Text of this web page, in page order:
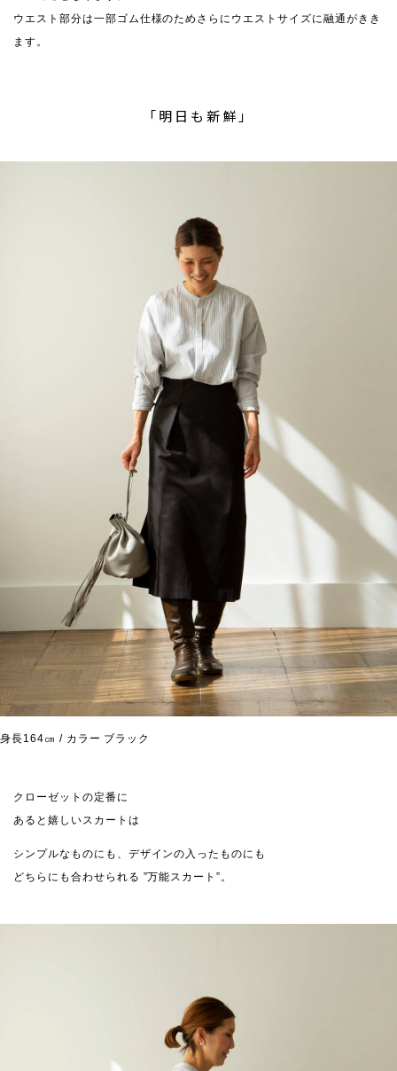
ウエスト部分は一部ゴム仕様のためさらにウエストサイズに融通がきき
ます。
「明日も新鮮」
身長164㎝ / カラー ブラック
クローゼットの定番に
あると嬉しいスカートは
シンプルなものにも、デザインの入ったものにも
どちらにも合わせられる ”万能スカート”。